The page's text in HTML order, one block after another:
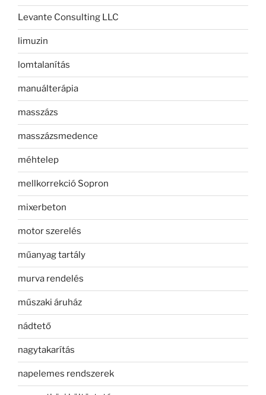
Levante Consulting LLC
limuzin
lomtalanítás
manuálterápia
masszázs
masszázsmedence
méhtelep
mellkorrekció Sopron
mixerbeton
motor szerelés
műanyag tartály
murva rendelés
műszaki áruház
nádtető
nagytakarítás
napelemes rendszerek